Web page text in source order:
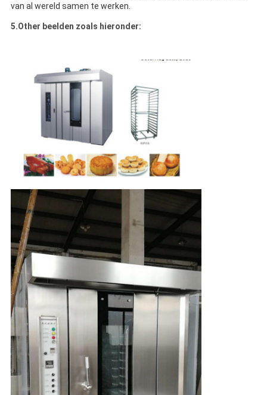
van al wereld samen te werken.
5.Other beelden zoals hieronder: